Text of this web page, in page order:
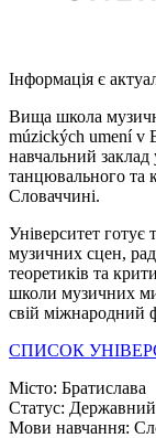
Інформація є
Вища школа
múzických umení v
навчальний заклад
танцювального та
Словаччині.
Університет готує
музичних сцен,
теоретиків та
школи музичних
свій міжнародний
СПИСОК
Місто: Братислава
Статус: Державний
Мови навчання: